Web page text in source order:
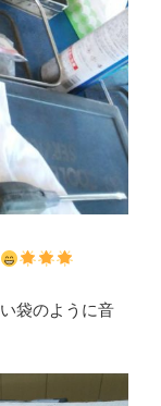
袋のように音